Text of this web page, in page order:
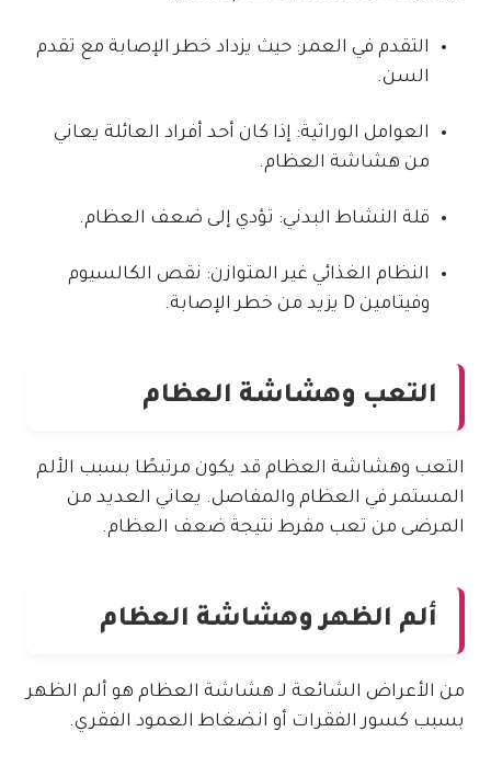
التقدم في العمر: حيث يزداد خطر الإصابة مع تقدم
السن.
العوامل الوراثية: إذا كان أحد أفراد العائلة يعاني
من هشاشة العظام.
قلة النشاط البدني: تؤدي إلى ضعف العظام.
النظام الغذائي غير المتوازن: نقص الكالسيوم
وفيتامين D يزيد من خطر الإصابة.
التعب وهشاشة العظام
التعب وهشاشة العظام قد يكون مرتبطًا بسبب الألم
المستمر في العظام والمفاصل. يعاني العديد من
المرضى من تعب مفرط نتيجة ضعف العظام.
ألم الظهر وهشاشة العظام
من الأعراض الشائعة لـ هشاشة العظام هو ألم الظهر
بسبب كسور الفقرات أو انضغاط العمود الفقري.